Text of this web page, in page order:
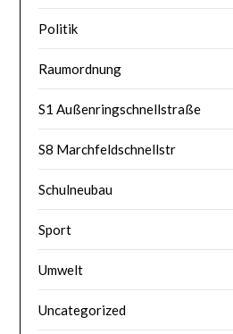
Politik
Raumordnung
S1 Außenringschnellstraße
S8 Marchfeldschnellstr
Schulneubau
Sport
Umwelt
Uncategorized